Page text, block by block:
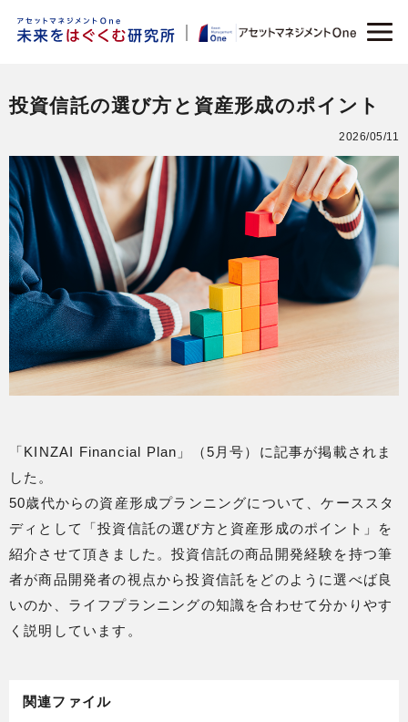
投資信託の選び方と資産形成のポイント
2026/05/11
「KINZAI Financial Plan」（5月号）に記事が掲載されま
した。
50歳代からの資産形成プランニングについて、ケーススタ
ディとして「投資信託の選び方と資産形成のポイント」を
紹介させて頂きました。投資信託の商品開発経験を持つ筆
者が商品開発者の視点から投資信託をどのように選べば良
いのか、ライフプランニングの知識を合わせて分かりやす
く説明しています。
関連ファイル